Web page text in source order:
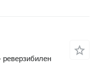
реверзибилен